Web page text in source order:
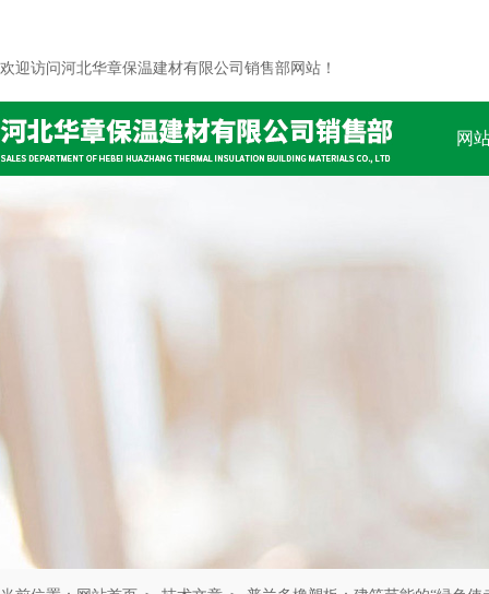
欢迎访问河北华章保温建材有限公司销售部网站！
网